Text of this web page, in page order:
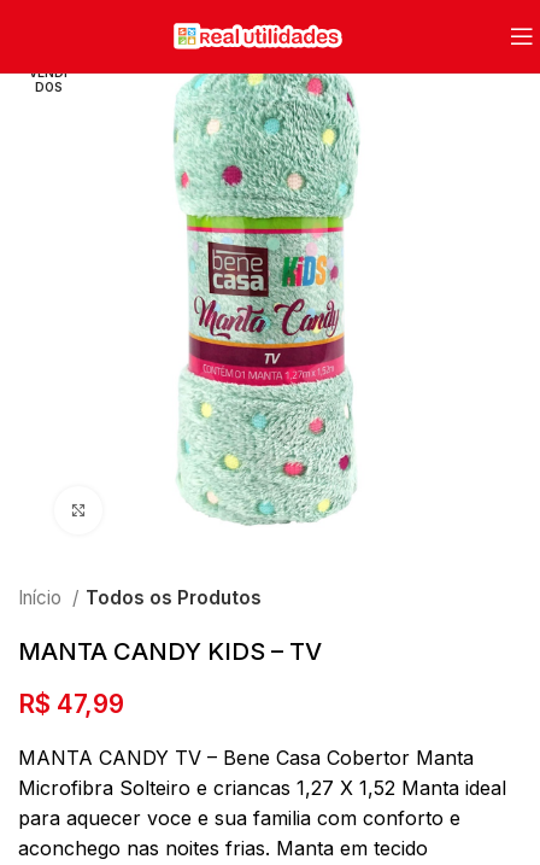
VENDI
DOS
Clique para ampliar
Início Todos os Produtos
MANTA CANDY KIDS – TV
R$ 47,99
MANTA CANDY TV – Bene Casa Cobertor Manta
Microfibra Solteiro e criancas 1,27 X 1,52 Manta ideal
para aquecer voce e sua familia com conforto e
aconchego nas noites frias. Manta em tecido